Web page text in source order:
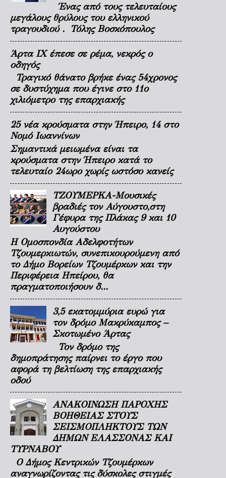
Ένας από τους τελευταίους
μεγάλους θρύλους του ελληνικού
τραγουδιού . Τόλης Βοσκόπουλος
Άρτα ΙΧ έπεσε σε ρέμα, νεκρός ο
οδηγός
Τραγικό θάνατο βρήκε ένας 54χρονος
σε δυστύχημα που έγινε στο 11ο
χιλιόμετρο της επαρχιακής
25 νέα κρούσματα στην Ήπειρο, 14 στο
Νομό Ιωαννίνων
Σημαντικά μειωμένα είναι τα
κρούσματα στην Ήπειρο κατά το
τελευταίο 24ωρο χωρίς ωστόσο κανείς
ΤΖΟΥΜΕΡΚΑ-Μουσικές
βραδιές τον Αύγουστο,στη
Γέφυρα της Πλάκας 9 και 10
Αυγούστου
Η Ομοσπονδία Αδελφοτήτων
Τζουμερκιωτών, συνεπικουρούμενη από
το Δήμο Βορείων Τζουμέρκων και την
Περιφέρεια Ηπείρου, θα
πραγματοποιήσουν δ...
3,5 εκατομμύρια ευρώ για
τον δρόμο Μακρύκαμπος –
Σκοτωμένο Άρτας
Τον δρόμο της
δημοπράτησης παίρνει το έργο που
αφορά τη βελτίωση της επαρχιακής
οδού
ΑΝΑΚΟΙΝΩΣΗ ΠΑΡΟΧΗΣ
ΒΟΗΘΕΙΑΣ ΣΤΟΥΣ
ΣΕΙΣΜΟΠΛΗΚΤΟΥΣ ΤΩΝ
ΔΗΜΩΝ ΕΛΑΣΣΟΝΑΣ ΚΑΙ
ΤΥΡΝΑΒΟΥ
Ο Δήμος Κεντρικών Τζουμέρκων
αναγνωρίζοντας τις δύσκολες στιγμές